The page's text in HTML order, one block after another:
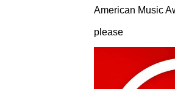
American Music
please